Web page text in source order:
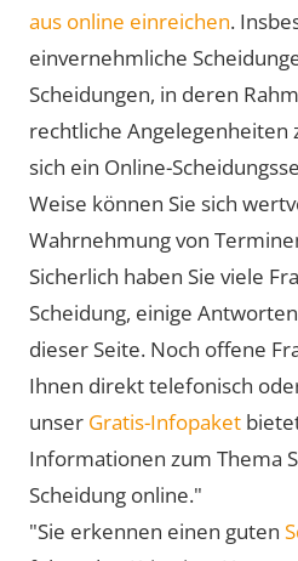
aus online einreichen.
einvernehmliche
Scheidungen, in deren
rechtliche Angelegenheiten
sich ein Online-
Weise können Sie sich
Wahrnehmung von
Sicherlich haben Sie viele
Scheidung, einige
dieser Seite. Noch offene
Ihnen direkt telefonisch
unser Gratis-Infopaket
Informationen zum Thema
Scheidung online."
"Sie erkennen einen guten